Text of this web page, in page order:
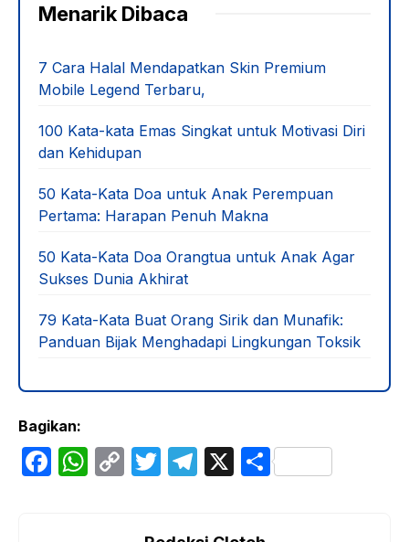
Menarik Dibaca
7 Cara Halal Mendapatkan Skin Premium
Mobile Legend Terbaru,
100 Kata-kata Emas Singkat untuk Motivasi Diri
dan Kehidupan
50 Kata-Kata Doa untuk Anak Perempuan
Pertama: Harapan Penuh Makna
50 Kata-Kata Doa Orangtua untuk Anak Agar
Sukses Dunia Akhirat
79 Kata-Kata Buat Orang Sirik dan Munafik:
Panduan Bijak Menghadapi Lingkungan Toksik
Bagikan:
F
W C
T
T
X S